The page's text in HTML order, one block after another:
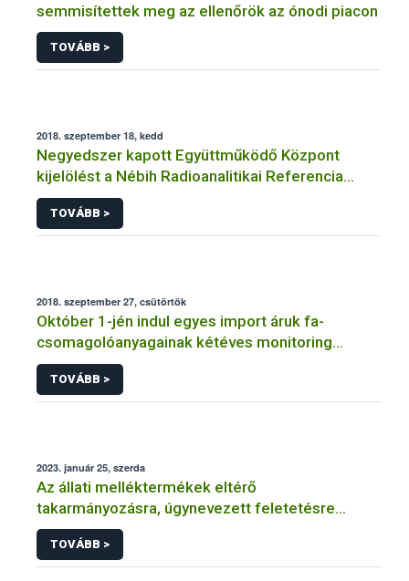
semmisítettek meg az ellenőrök az ónodi piacon
TOVÁBB >
2018. szeptember 18, kedd
Negyedszer kapott Együttműködő Központ
kijelölést a Nébih Radioanalitikai Referencia
Laboratóriuma
TOVÁBB >
2018. szeptember 27, csütörtök
Október 1-jén indul egyes import áruk fa-
csomagolóanyagainak kétéves monitoring
vizsgálata
TOVÁBB >
2023. január 25, szerda
Az állati melléktermékek eltérő
takarmányozásra, úgynevezett feletetésre
történő felhasználása elismert kennelekből
származó kutyák vagy vadászkutya-falkák,
menhelyen élő kutyák és macskák számára
TOVÁBB >